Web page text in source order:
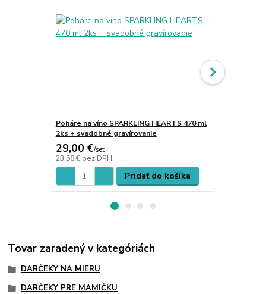
Poháre na víno SPARKLING HEARTS 470 ml
2ks + svadobné gravírovanie
29,00 €/set
23,58 € bez DPH
Pridať do košíka
Tovar zaradený v kategóriách
DARČEKY NA MIERU
DARČEKY PRE MAMIČKU